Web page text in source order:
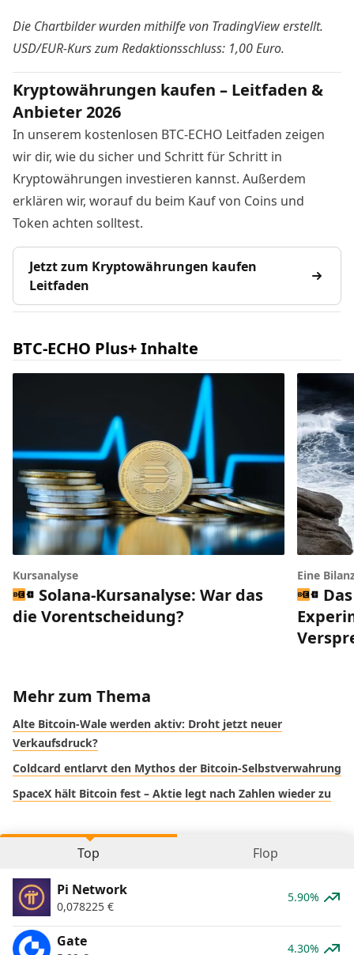
Die Chartbilder wurden mithilfe von TradingViewerstellt.
USD/EUR-Kurs zum Redaktionsschluss: 1,00 Euro.
Kryptowährungen kaufen – Leitfaden &
Anbieter 2026
In unserem kostenlosen BTC-ECHO Leitfaden zeigen
wir dir, wie du sicher und Schritt für Schritt in
Kryptowährungen investieren kannst. Außerdem
erklären wir, worauf du beim Kauf von Coins und
Token achten solltest.
Jetzt zum Kryptowährungen kaufen
Leitfaden
BTC-ECHO Plus+ Inhalte
Kursanalyse
Solana-Kursanalyse: War das
die Vorentscheidung?
Eine
Mehr zum Thema
Alte Bitcoin-Wale werden aktiv: Droht jetzt neuer
Verkaufsdruck?
Coldcard entlarvt den Mythos der Bitcoin-Selbstverwahrung
SpaceX hält Bitcoin fest – Aktie legt nach Zahlen wieder zu
Top Flop
Pi Network
0,078225 €
5.90%
Gate 4.30%